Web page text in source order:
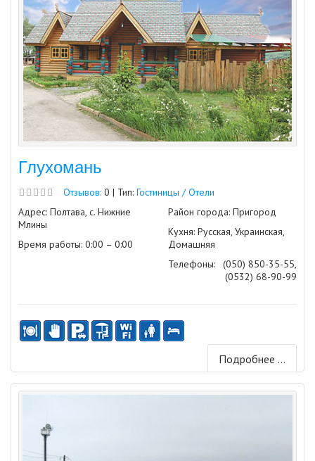
Глухомань
Отзывов: 0 | Тип: Гостиницы / Отели
Адрес: Полтава, с. Нижние
Млины
Время работы: 0:00 – 0:00
Район города: Пригород
Кухня: Русская, Украинская,
Домашняя
Телефоны:
(050) 850-35-55,
(0532) 68-90-99
Подробнее ...